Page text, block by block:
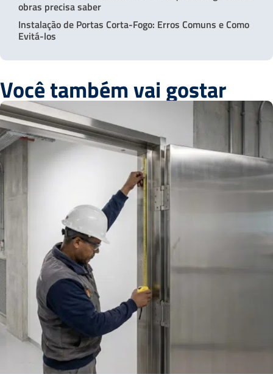
obras precisa saber
Instalação de Portas Corta-Fogo: Erros Comuns e Como
Evitá-los
Você também vai gostar